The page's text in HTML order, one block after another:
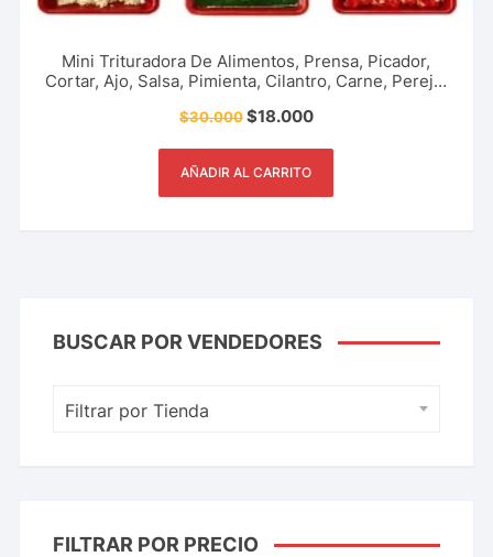
Mini Trituradora De Alimentos, Prensa, Picador,
Cortar, Ajo, Salsa, Pimienta, Cilantro, Carne, Perejil,
Más.
$30.000$18.000
AÑADIR AL CARRITO
BUSCAR POR VENDEDORES
Filtrar por Tienda
FILTRAR POR PRECIO